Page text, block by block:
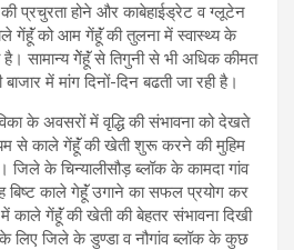
प्रचुरता होने और काबेहाईड्रेट व ग्लूटेन
गेंहॅूं को आम गेंहॅूं की तुलना में स्वास्थ्य के
है। सामान्य गेेंहॅूं से तिगुनी से भी अधिक कीमत
में मांग दिनों-दिन बढती जा रही है।
के अवसरों में वृद्धि की संभावना को देखते
से काले गेंहॅूं की खेती शुरू करने की मुहिम
जिले के चिन्यालीसौड़ ब्लॉक के कामदा गांव
बिष्ट काले गेहॅूं उगाने का सफल प्रयोग कर
गेंहॅूं की खेती की बेहतर संभावना दिखी
लिए जिले के डुण्डा व नौगांव ब्लॉक के कुछ